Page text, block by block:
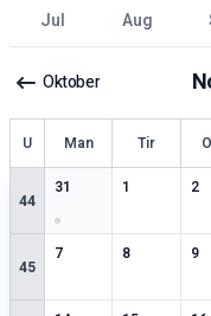
jul
aug
Oktober
Uge Man Tir
44
31
1særlige datoer
10 særlige 2
0
45
7
0særlige datoer
8
0særlige 9
0